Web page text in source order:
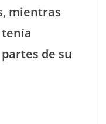
mientras
de su